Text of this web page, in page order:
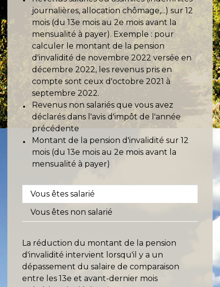
journalières, allocation chômage,...) sur 12
mois (du 13e mois au 2e mois avant la
mensualité à payer). Exemple : pour
calculer le montant de la pension
d'invalidité de novembre 2022 versée en
décembre 2022, les revenus pris en
compte sont ceux d'octobre 2021 à
septembre 2022.
Revenus non salariés que vous avez
déclarés dans l'avis d'impôt de l'année
précédente
Montant de la pension d'invalidité sur 12
mois (du 13e mois au 2e mois avant la
mensualité à payer)
Vous êtes salarié
Vous êtes non salarié
La réduction du montant de la pension
d'invalidité intervient lorsqu'il y a un
dépassement du salaire de comparaison
entre les 13e et avant-dernier mois